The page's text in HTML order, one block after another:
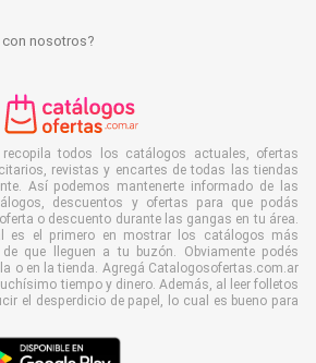
con nosotros?
recopila todos los catálogos actuales, ofertas
revistas y encartes de todas las tiendas
Así podemos mantenerte informado de las
descuentos y ofertas para que podás
o descuento durante las gangas en tu área.
es el primero en mostrar los catálogos más
que lleguen a tu buzón. Obviamente podés
o en la tienda. Agregá Catalogosofertas.com.ar
tiempo y dinero. Además, al leer folletos
el desperdicio de papel, lo cual es bueno para